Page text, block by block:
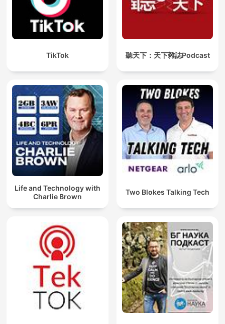
TikTok 聽天下：天下雜誌Podcast
Life and Technology with
Charlie Brown
Two Blokes Talking Tech